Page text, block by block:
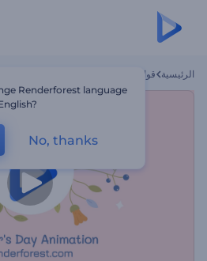
الرئيسية قوالب
Renderforest language
No, thanks